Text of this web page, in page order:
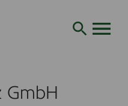
Siirry